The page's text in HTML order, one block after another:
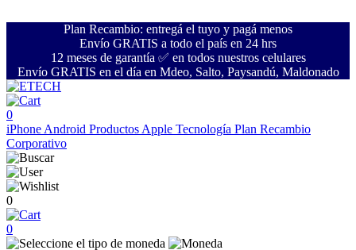
Plan Recambio: entregá el tuyo y pagá menos
Envío GRATIS a todo el país en 24 hrs
12 meses de garantía ✅ en todos nuestros celulares
Envío GRATIS en el día en Mdeo, Salto, Paysandú, Maldonado
0
iPhone Android Productos Apple Tecnología Plan Recambio
Corporativo
0
0